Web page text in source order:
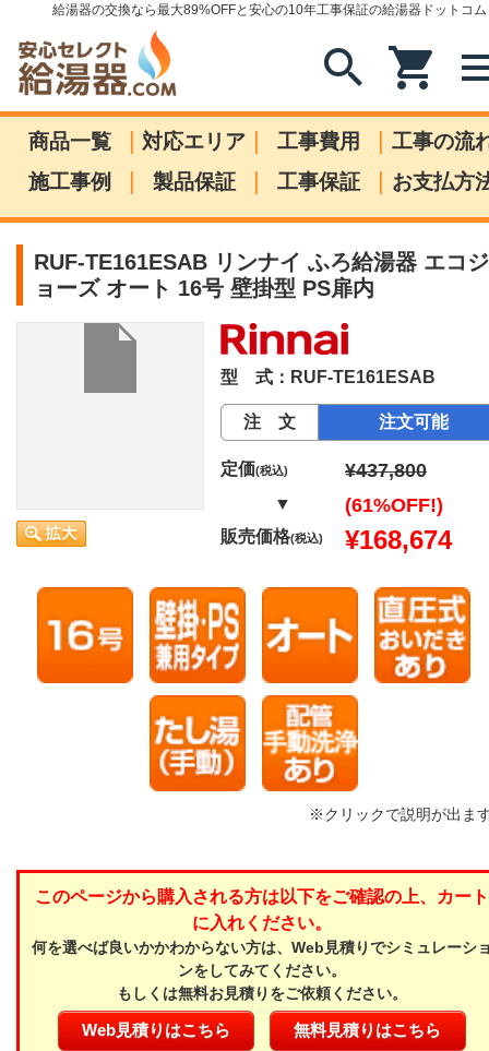
給湯器の交換なら最大89%OFFと安心の10年工事保証の給湯器ドットコム
search shopping_cart
商品一覧 | 対応エリア | 工事費用 | 工事の流
施工事例
| 製品保証 | 工事保証 | お支払方
RUF-TE161ESAB リンナイ ふろ給湯器 エコジ
ョーズ オート 16号 壁掛型 PS扉内
型 式：RUF-TE161ESAB
注 文 注文可能
定価(税込) ¥437,800
▼ (61%OFF!)
販売価格(税込) ¥168,674
※クリックで説明が出ま
このページから購入される方は以下をご確認の上、カート
に入れください。
何を選べば良いかかわからない方は、Web見積りでシミュレーシ
ンをしてみてください。
もしくは無料お見積りをご依頼ください。
Web見積りはこちら 無料見積りはこちら